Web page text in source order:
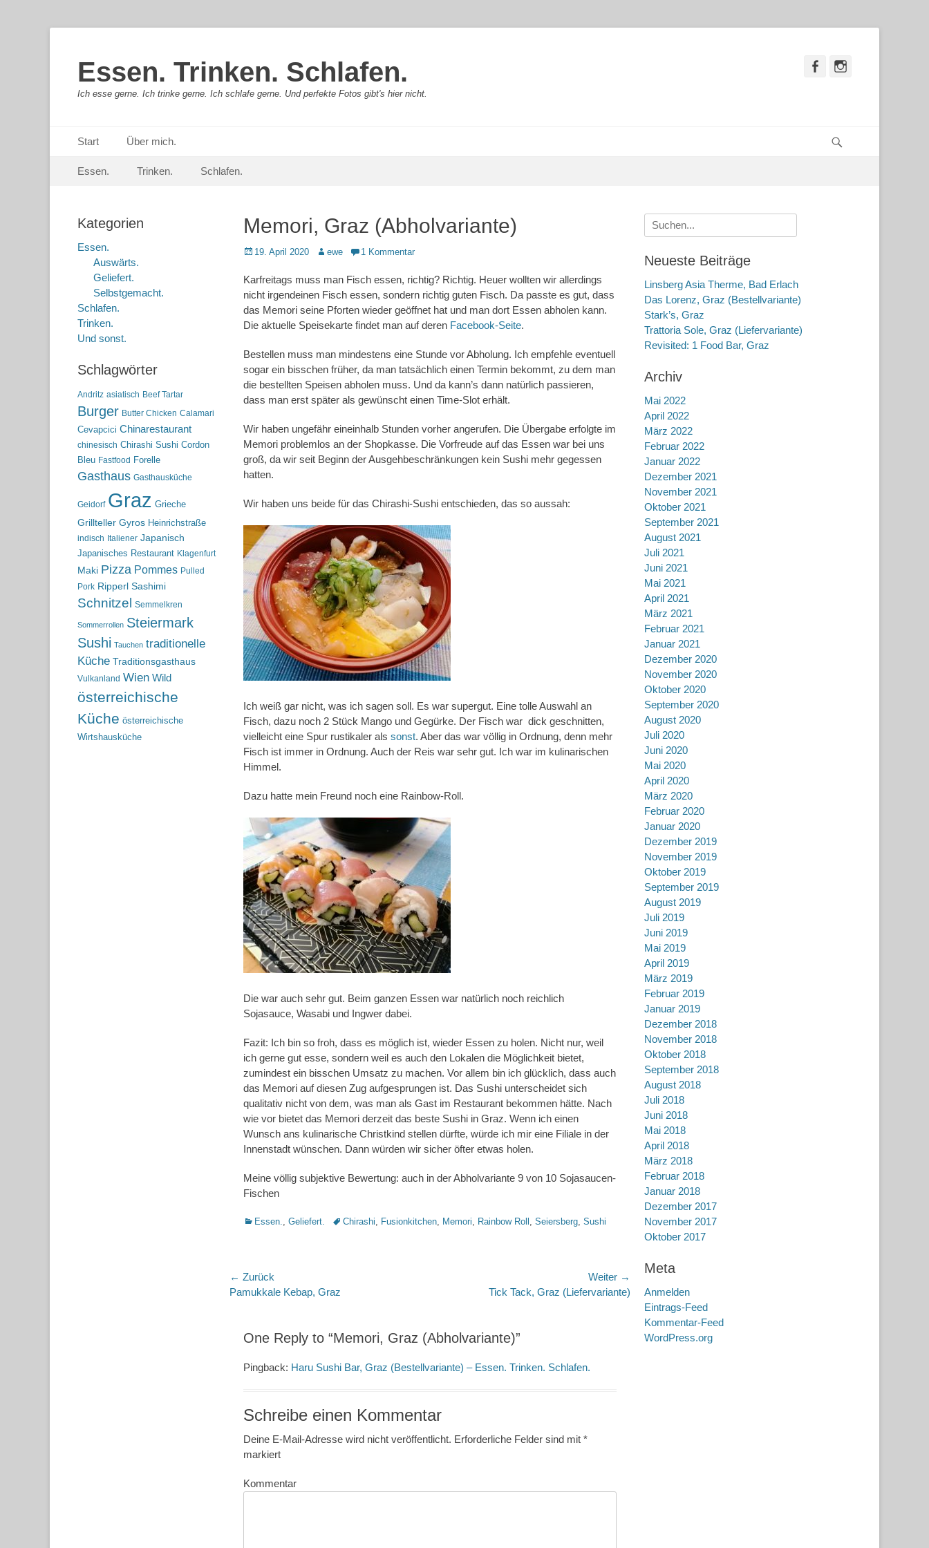
Essen. Trinken. Schlafen.
Ich esse gerne. Ich trinke gerne. Ich schlafe gerne. Und perfekte Fotos gibt's hier nicht.
Facebook
Primäres Menü
zum
Start Über mich.
Sekundär-Menü
zum
Essen. Trinken. Schlafen.
Memori, Graz (Abholvariante)
Posted
19. April 2020 Autor
ewe 1 Kommentar
Karfreitags muss man Fisch essen, richtig? Richtig. Heuer wollten wir allerdings
nicht irgendeinen Fisch essen, sondern richtig guten Fisch. Da passte es gut, dass
das Memori seine Pforten wieder geöffnet hat und man dort Essen abholen kann.
Die aktuelle Speisekarte findet man auf deren Facebook-Seite.
Bestellen muss man mindestens eine Stunde vor Abholung. Ich empfehle eventuell
sogar ein bisschen früher, da man tatsächlich einen Termin bekommt, zu dem man
die bestellten Speisen abholen muss. Und da kann’s dann natürlich passieren,
dass man erst später als gewünscht einen Time-Slot erhält.
Wir haben ungefähr eineinhalb Stunden vorher angerufen. Die Übergabe erfolgte im
Memori problemlos an der Shopkasse. Die Vorfreude auf das Essen war bei uns
groß, da wir seit Beginn der Ausgehbeschränkungen kein Sushi mehr gegessen
hatten.
Wir haben uns beide für das Chirashi-Sushi entschieden, das so aussah:
Ich weiß gar nicht, was ich sagen soll. Es war supergut. Eine tolle Auswahl an
Fisch, dazu noch 2 Stück Mango und Gegürke. Der Fisch war dick geschnitten,
vielleicht eine Spur rustikaler als sonst. Aber das war völlig in Ordnung, denn mehr
Fisch ist immer in Ordnung. Auch der Reis war sehr gut. Ich war im kulinarischen
Himmel.
Dazu hatte mein Freund noch eine Rainbow-Roll.
Die war auch sehr gut. Beim ganzen Essen war natürlich noch reichlich
Sojasauce, Wasabi und Ingwer dabei.
Fazit: Ich bin so froh, dass es möglich ist, wieder Essen zu holen. Nicht nur, weil
ich gerne gut esse, sondern weil es auch den Lokalen die Möglichkeit bietet,
zumindest ein bisschen Umsatz zu machen. Vor allem bin ich glücklich, dass auch
das Memori auf diesen Zug aufgesprungen ist. Das Sushi unterscheidet sich
qualitativ nicht von dem, was man als Gast im Restaurant bekommen hätte. Nach
wie vor bietet das Memori derzeit das beste Sushi in Graz. Wenn ich einen
Wunsch ans kulinarische Christkind stellen dürfte, würde ich mir eine Filiale in der
Innenstadt wünschen. Dann würden wir sicher öfter etwas holen.
Meine völlig subjektive Bewertung: auch in der Abholvariante 9 von 10 Sojasaucen-
Fischen
Kategorien
Essen., Geliefert. Schlagworte
Chirashi, Fusionkitchen, Memori, Rainbow Roll , Seiersberg, Sushi
Beitragsnavigation
← Zurück
Vorheriger
Pamukkale Kebap, Graz
Weiter →
Tick Tack, Graz (Liefervariante)
One Reply to “Memori, Graz (Abholvariante)”
Pingback: Haru Sushi Bar, Graz (Bestellvariante) – Essen. Trinken. Schlafen.
Schreibe einen Kommentar
Deine E-Mail-Adresse wird nicht veröffentlicht. Erforderliche Felder sind mit *
markiert
Kommentar
Suche
nach:
Neueste Beiträge
Linsberg Asia Therme, Bad Erlach
Das Lorenz, Graz (Bestellvariante)
Stark’s, Graz
Trattoria Sole, Graz (Liefervariante)
Revisited: 1 Food Bar, Graz
Archiv
Mai 2022
April 2022
März 2022
Februar 2022
Januar 2022
Dezember 2021
November 2021
Oktober 2021
September 2021
August 2021
Juli 2021
Juni 2021
Mai 2021
April 2021
März 2021
Februar 2021
Januar 2021
Dezember 2020
November 2020
Oktober 2020
September 2020
August 2020
Juli 2020
Juni 2020
Mai 2020
April 2020
März 2020
Februar 2020
Januar 2020
Dezember 2019
November 2019
Oktober 2019
September 2019
August 2019
Juli 2019
Juni 2019
Mai 2019
April 2019
März 2019
Februar 2019
Januar 2019
Dezember 2018
November 2018
Oktober 2018
September 2018
August 2018
Juli 2018
Juni 2018
Mai 2018
April 2018
März 2018
Februar 2018
Januar 2018
Dezember 2017
November 2017
Oktober 2017
Meta
Anmelden
Eintrags-Feed
Kommentar-Feed
WordPress.org
Kategorien
Essen.
Auswärts.
Geliefert.
Selbstgemacht.
Schlafen.
Trinken.
Und sonst.
Schlagwörter
Andritz asiatisch Beef Tartar
Burger Butter Chicken Calamari
Cevapcici Chinarestaurant
chinesisch Chirashi Sushi Cordon
Bleu Fastfood Forelle
Gasthaus Gasthausküche
Geidorf Graz Grieche
Grillteller Gyros Heinrichstraße
indisch Italiener Japanisch
Japanisches Restaurant Klagenfurt
Maki Pizza Pommes Pulled
Pork Ripperl Sashimi
Schnitzel Semmelkren
Sommerrollen Steiermark
Sushi Tauchen traditionelle
Küche Traditionsgasthaus
Vulkanland Wien Wild
österreichische
Küche österreichische
Wirtshausküche